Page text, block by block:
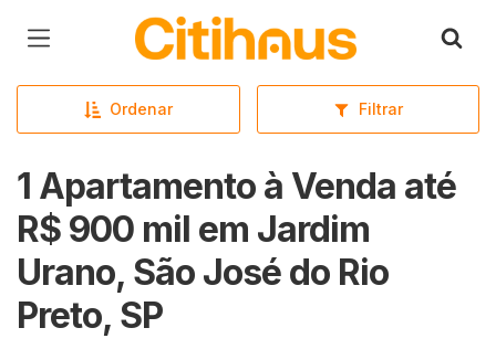
Página inicial
Ordenar Filtrar
1 Apartamento à Venda até
R$ 900 mil em Jardim
Urano, São José do Rio
Preto, SP